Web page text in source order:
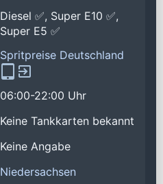
Diesel ✅, Super E10 ✅,
Super E5 ✅
Spritpreise Deutschland
06:00-22:00 Uhr
Keine Tankkarten bekannt
Keine Angabe
Niedersachsen